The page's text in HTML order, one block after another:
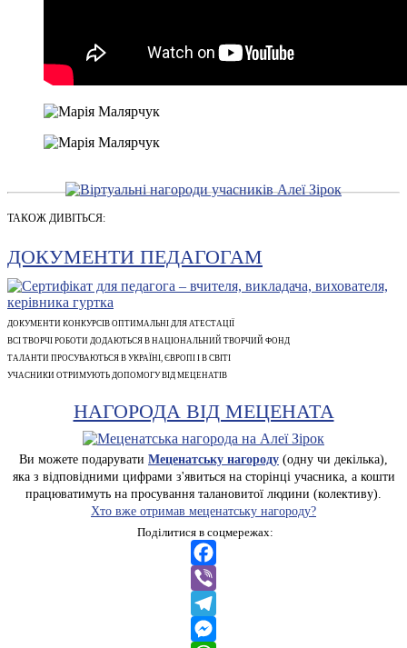
ТАКОЖ ДИВІТЬСЯ:
ДОКУМЕНТИ ПЕДАГОГАМ
ДОКУМЕНТИ КОНКУРСІВ ОПТИМАЛЬНІ ДЛЯ АТЕСТАЦІЇ
ВСІ ТВОРЧІ РОБОТИ ДОДАЮТЬСЯ В НАЦІОНАЛЬНИЙ ТВОРЧИЙ ФОНД
ТАЛАНТИ ПРОСУВАЮТЬСЯ В УКРАЇНІ, ЄВРОПІ І В СВІТІ
УЧАСНИКИ ОТРИМУЮТЬ ДОПОМОГУ ВІД МЕЦЕНАТІВ
НАГОРОДА ВІД МЕЦЕНАТА
Ви можете подарувати Меценатську нагороду (одну чи декілька),
яка з відповідними цифрами з'явиться на сторінці учасника, а кошти
працюватимуть на просування талановитої людини (колективу).
Хто вже отримав меценатську нагороду?
Поділитися в соцмережах:
Facebook
Viber
Telegram